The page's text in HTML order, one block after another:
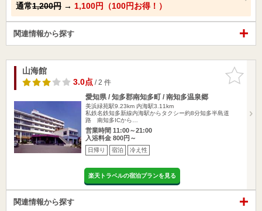
通常1,200円 → 1,100円（100円お得！）
関連情報から探す
お気に入
りに追加
山海館
3.0点/ 2 件
愛知県 / 知多郡南知多町 / 南知多温泉郷
美浜緑苑駅9.23km 内海駅3.11km
私鉄名鉄知多新線内海駅からタクシー約8分知多半島道
路 南知多ICから…
営業時間 11:00～21:00
入浴料金 800円～
日帰り 宿泊 冷え性
楽天トラベルの宿泊プランを見る
関連情報から探す